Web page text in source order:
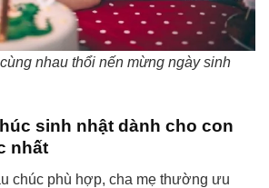
nhau thổi nến mừng ngày sinh
sinh nhật dành cho con
nhất
chúc phù hợp, cha mẹ thường ưu